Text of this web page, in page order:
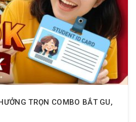
TRỌN COMBO BẮT GU,